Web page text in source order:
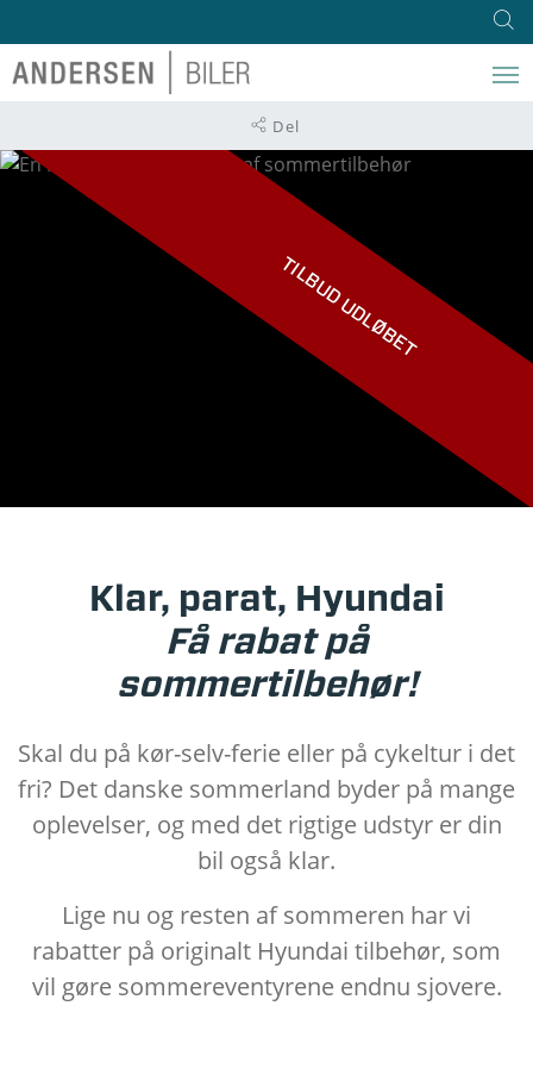
Del
TILBUD UDLØBET
Klar, parat, Hyundai
Få rabat på
sommertilbehør!
Skal du på kør-selv-ferie eller på cykeltur i det
fri? Det danske sommerland byder på mange
oplevelser, og med det rigtige udstyr er din
bil også klar.
Lige nu og resten af sommeren har vi
rabatter på originalt Hyundai tilbehør, som
vil gøre sommereventyrene endnu sjovere.